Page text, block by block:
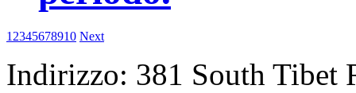
1 2345678910 Next
Indirizzo: 381 South Tibet